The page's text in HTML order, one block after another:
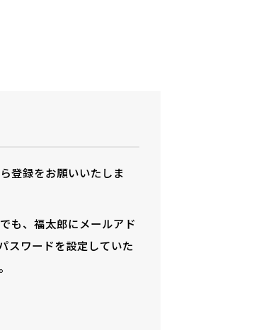
登録をお願いいたしま
も、福太郎にメールアド
スワードを設定していた